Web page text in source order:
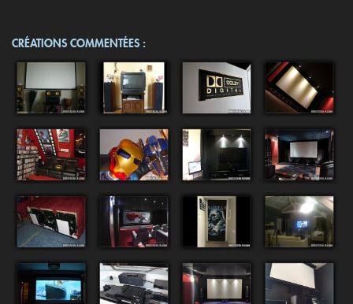
CRÉATIONS COMMENTÉES :